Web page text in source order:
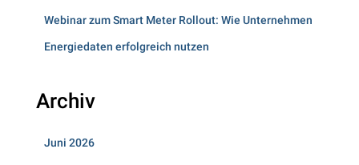
Webinar zum Smart Meter Rollout: Wie Unternehmen
Energiedaten erfolgreich nutzen
Archiv
Juni 2026